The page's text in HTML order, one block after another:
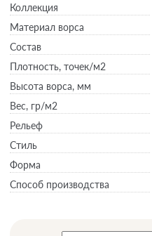
Коллекция
Материал ворса
Состав
Плотность, точек/м2
Высота ворса, мм
Вес, гр/м2
Рельеф
Стиль
Форма
Способ производства